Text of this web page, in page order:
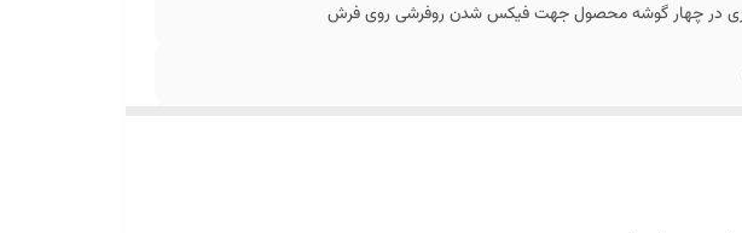
دوزی در چهار گوشه محصول جهت فیکس شدن روفرشی روی فرش